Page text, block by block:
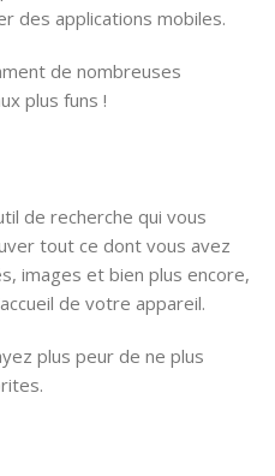
des applications mobiles.
de nombreuses
plus funs !
de recherche qui vous
tout ce dont vous avez
images et bien plus encore,
de votre appareil.
plus peur de ne plus